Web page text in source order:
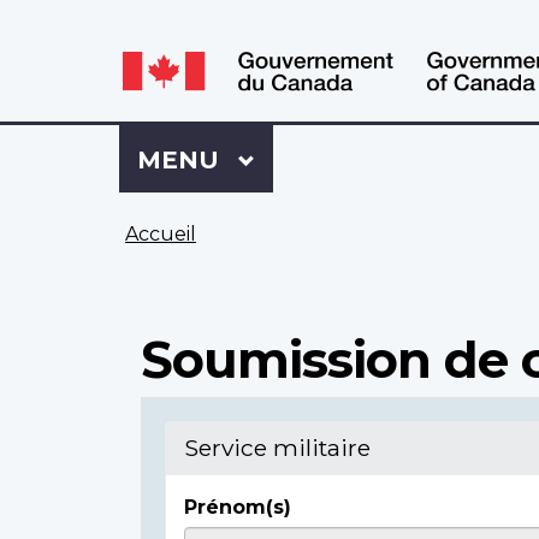
Language
switcher
Language
switcher
Se
connecter
à
Dossier
Menu
MENU PRINCIPAL
Accueil
Soumission de
Service militaire
Prénom(s)